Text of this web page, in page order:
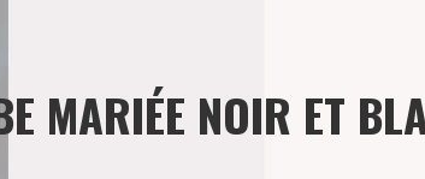
MARIÉE NOIR ET